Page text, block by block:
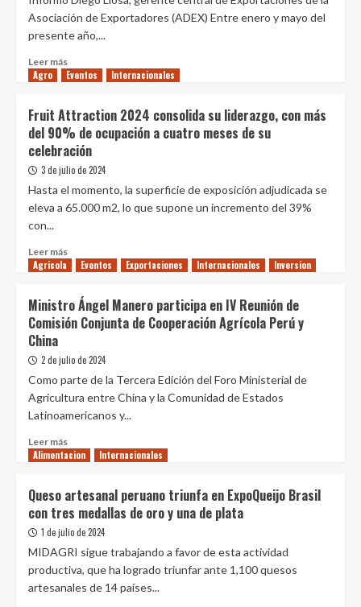
Asociación de Exportadores (ADEX) Entre enero y mayo del
presente año,...
Leer más
más
peruanas
de
Pisco
sumaron
3.789.000
entre
mayo
de
reflejando
un
crecimiento
1%
Agro Eventos Internacionales
Fruit Attraction 2024 consolida su liderazgo, con más
del 90% de ocupación a cuatro meses de su
celebración
3 de julio de 2024
Hasta el momento, la superficie de exposición adjudicada se
eleva a 65.000 m2, lo que supone un incremento del 39%
con...
Leer más
más
Fruit
Attraction
2024
su
con
más
del
de
ocupación
cuatro
meses
su
celebración
Agricola Eventos Exportaciones Internacionales Inversion
Ministro Ángel Manero participa en IV Reunión de
Comisión Conjunta de Cooperación Agrícola Perú y
China
2 de julio de 2024
Como parte de la Tercera Edición del Foro Ministerial de
Agricultura entre China y la Comunidad de Estados
Latinoamericanos y...
Leer más
más
Ángel
Manero
participa
en
Reunión
de
Alimentacion Internacionales
Queso artesanal peruano triunfa en ExpoQueijo Brasil
con tres medallas de oro y una de plata
1 de julio de 2024
MIDAGRI sigue trabajando a favor de esta actividad
productiva, que ha logrado triunfar ante 1,100 quesos
artesanales de 14 países...